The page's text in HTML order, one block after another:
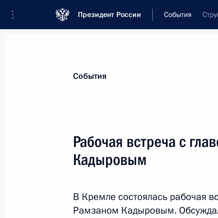
Президент России События
Новости
Послания Федеральному Собранию
Заявления по важнейшим вопросам
Речи и обращения
События
Рабочая встреча с
Кадыровым
В Кремле состоялась рабочая
Рамзаном Кадыровым.